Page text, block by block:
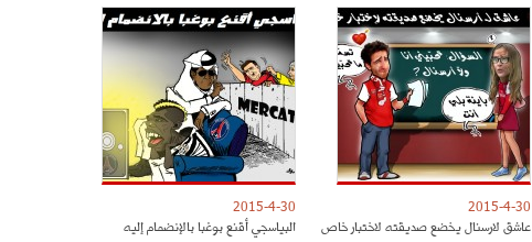
2015-4-30
عاشق لارسنال يخضع صديقته لاختبار خاص
2015-4-30
البياسجي أقنع بوغبا بالإنضمام إليه